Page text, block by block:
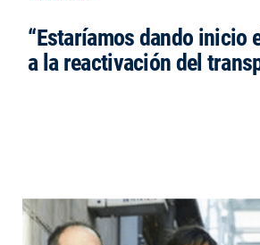
“Estaríamos dando inicio
a la reactivación del